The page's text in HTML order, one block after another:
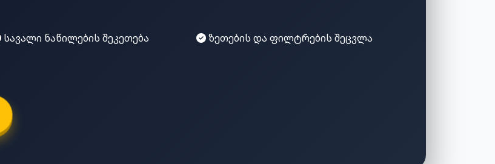
სავალი ნაწილების შეკეთება
ზეთების და ფილტრების შეცვლა